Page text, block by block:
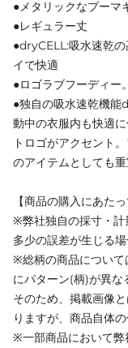
●メタリックなプーマ
●レギュラー丈
●dryCELL:吸水速乾
イで快適
●ロゴラブフーディー。
●独自の吸水速乾機能
動中の衣服内も快適
トロゴがアクセント
のアイテムとしても重
【商品の購入にあた
※弊社独自の採寸・計
多少の誤差が生じる場
※総柄の商品について
にパターン(柄)が異な
そのため、掲載画像
りますが、商品自体
※一部商品において弊